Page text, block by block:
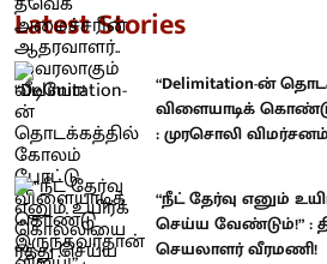
Latest Stories
“Delimitation-ன்
விளையாடிக்
: முரசொலி
“நீட் தேர்வு எனும்
செய்ய வேண்டும்!” :
செயலாளர் வீரமணி!